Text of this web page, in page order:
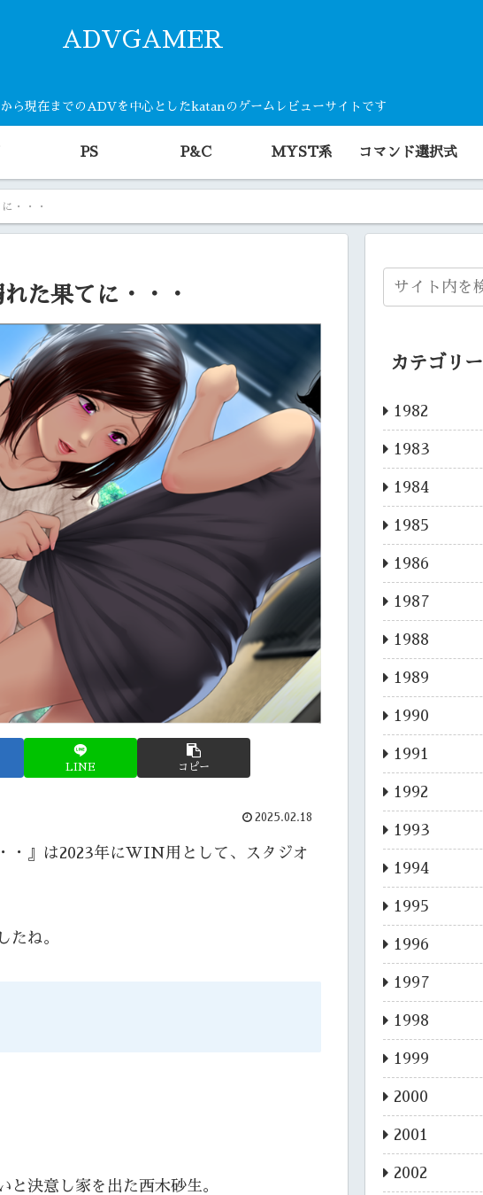
ADVGAMER
ら現在までのADVを中心としたkatanのゲームレビューサイトです
PS P&C MYST系 コマンド選択式
・・・
た果てに・・・
LINE コピー
2025.02.18
・』は2023年にWIN用として、スタジオ
たね。
決意し家を出た西木砂生。
カテゴリー
1982
1983
1984
1985
1986
1987
1988
1989
1990
1991
1992
1993
1994
1995
1996
1997
1998
1999
2000
2001
2002